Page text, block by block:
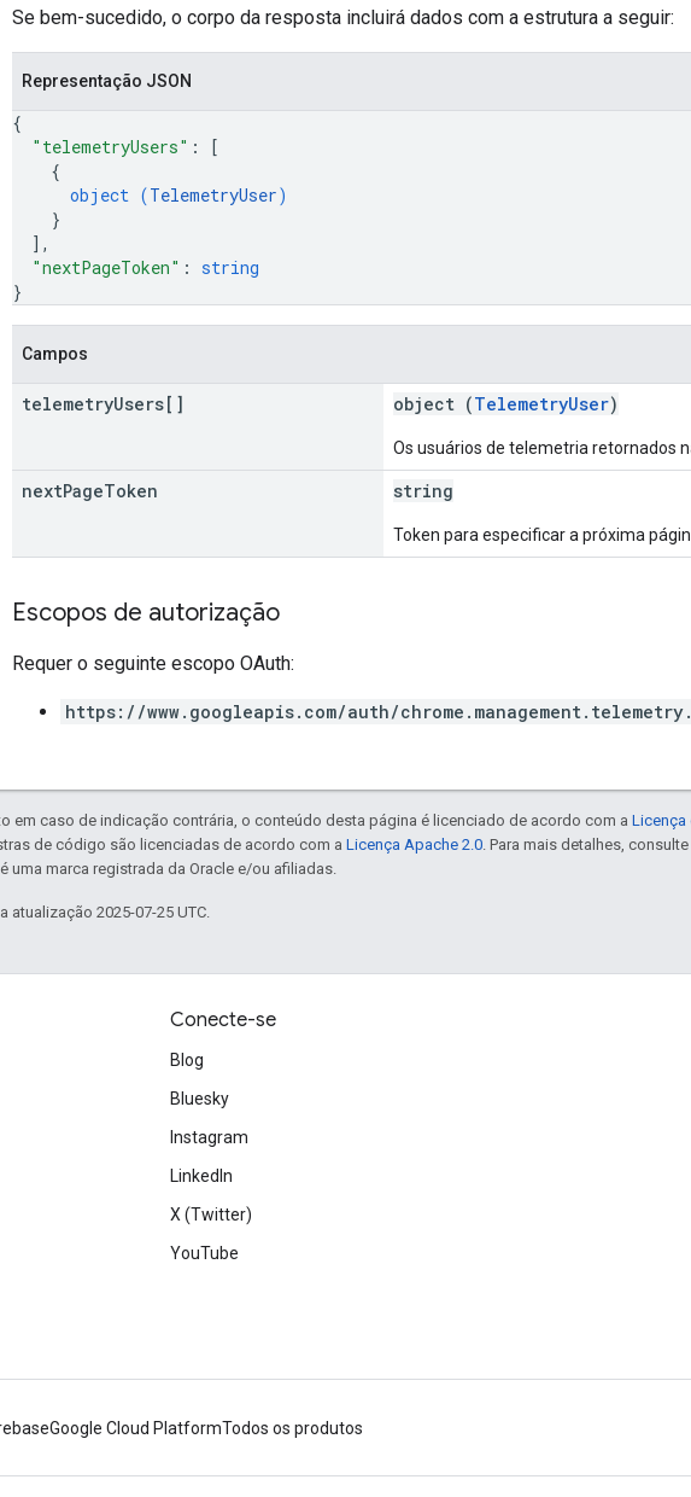
Se bem-sucedido, o corpo da resposta incluirá dados com a estrutura a seguir:
Representação JSON
{
"telemetryUsers" :
[
{
object (TelemetryUser)
}
] ,
"nextPageToken" : string
}
Campos
telemetryUsers[] object (TelemetryUser)
Os usuários de telemetria retornados
nextPageToken string
Token para especificar a próxima
Escopos de autorização
Requer o seguinte escopo OAuth:
https://www.googleapis.com/auth/
em caso de indicação contrária, o conteúdo desta página é licenciado de acordo com a Licença
de código são licenciadas de acordo com a Licença Apache 2.0 . Para mais detalhes,
uma marca registrada da Oracle e/ou afiliadas.
atualização 2025-07-25 UTC.
Conecte-se
Blog
Bluesky
Instagram
LinkedIn
X (Twitter)
YouTube
Google Cloud PlatformTodos os produtos